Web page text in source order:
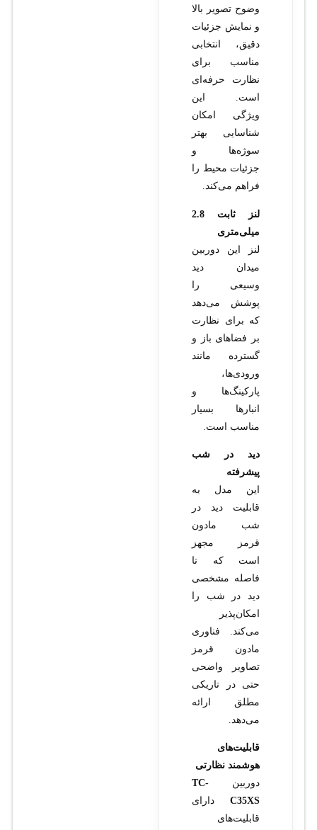
وضوح تصویر بالا
و نمایش جزئیات
دقیق، انتخابی
مناسب برای
نظارت حرفه‌ای
است. این
ویژگی امکان
شناسایی بهتر
سوژه‌ها و
جزئیات محیط را
فراهم می‌کند.
لنز ثابت 2.8
میلی‌متری
لنز این دوربین
میدان دید
وسیعی را
پوشش می‌دهد
که برای نظارت
بر فضاهای باز و
گسترده مانند
ورودی‌ها،
پارکینگ‌ها و
انبارها بسیار
مناسب است.
دید در شب
پیشرفته
این مدل به
قابلیت دید در
شب مادون
قرمز مجهز
است که تا
فاصله مشخصی
دید در شب را
امکان‌پذیر
می‌کند. فناوری
مادون قرمز
تصاویر واضحی
حتی در تاریکی
مطلق ارائه
می‌دهد.
قابلیت‌های
هوشمند نظارتی
دوربین TC-
C35XSدارای
قابلیت‌های